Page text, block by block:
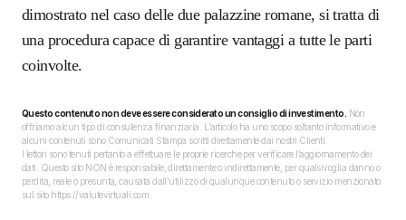
dimostrato nel caso delle due palazzine romane, si tratta di
una procedura capace di garantire vantaggi a tutte le parti
coinvolte.
Questo contenuto non deve essere considerato un consiglio di investimento. Non
offriamo alcun tipo di consulenza finanziaria. L’articolo ha uno scopo soltanto informativo e
alcuni contenuti sono Comunicati Stampa scritti direttamente dai nostri Clienti.
I lettori sono tenuti pertanto a effettuare le proprie ricerche per verificare l’aggiornamento dei
dati. Questo sito NON è responsabile, direttamente o indirettamente, per qualsivoglia danno o
perdita, reale o presunta, causata dall'utilizzo di qualunque contenuto o servizio menzionato
sul sito https://valutevirtuali.com.